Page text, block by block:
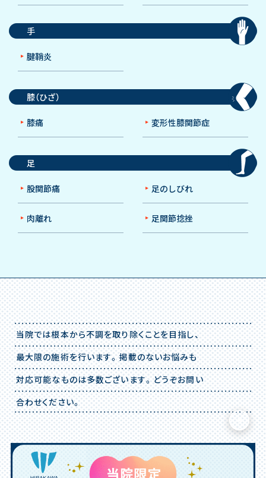
手
腱鞘炎
膝（ひざ）
膝痛 変形性膝関節症
足
股関節痛 足のしびれ
肉離れ 足関節捻挫
当院では根本から不調を取り除くことを目指し、
最⼤限の施術を行います。掲載のないお悩みも
対応可能なものは多数ございます。どうぞお問い
合わせください。
×